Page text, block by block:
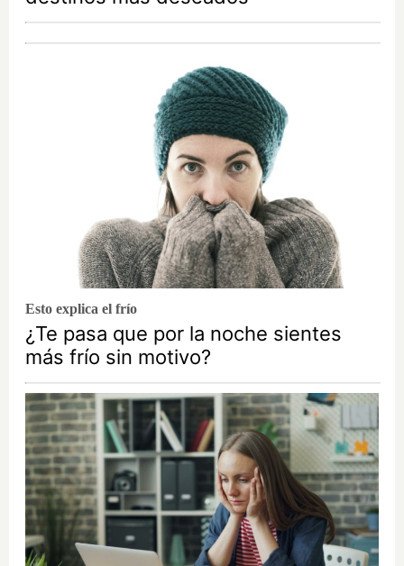
Esto explica el frío
¿Te pasa que por la noche sientes
más frío sin motivo?